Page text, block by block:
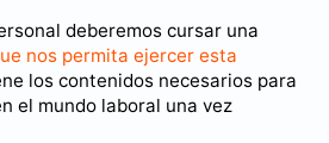
deberemos cursar una
nos permita ejercer esta
los contenidos necesarios para
el mundo laboral una vez